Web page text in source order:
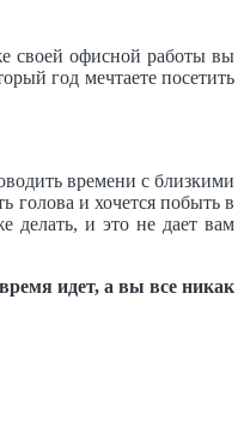
своей офисной работы вы
год мечтаете посетить
времени с близкими
голова и хочется побыть в
делать, и это не дает вам
идет, а вы все никак